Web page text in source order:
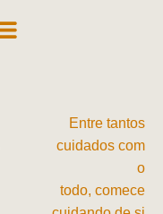
Entre tantos
cuidados com
o
todo, comece